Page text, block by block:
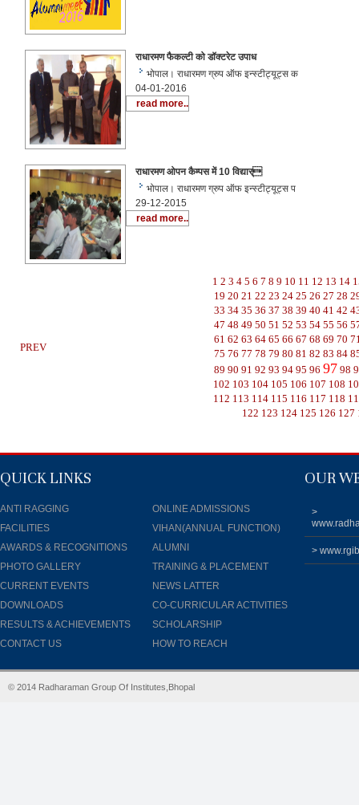
राधारमण फैकल्टी को डॉक्टरेट उपाध
भोपाल। राधारमण ग्रुप ऑफ इन्स्टीट्यूट्स क
04-01-2016
read more..
राधारमण ओपन कैम्पस में 10 विद्यार्
भोपाल। राधारमण ग्रुप ऑफ इन्स्टीट्यूट्स प
29-12-2015
read more..
PREV
1 2 3 4 5 6 7 8 9 10 11 12 13 14
19 20 21 22 23 24 25 26 27 28
33 34 35 36 37 38 39 40 41 42
47 48 49 50 51 52 53 54 55 56
61 62 63 64 65 66 67 68 69 70
75 76 77 78 79 80 81 82 83 84
89 90 91 92 93 94 95 96 97 98
102 103 104 105 106 107 108
112 113 114 115 116 117 118
122 123 124 125 126 127